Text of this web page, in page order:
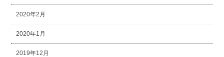
2020年2月
2020年1月
2019年12月